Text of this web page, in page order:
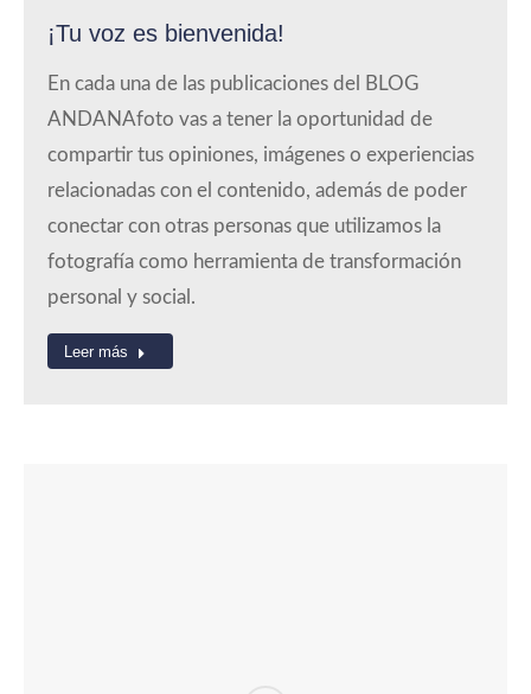
¡Tu voz es bienvenida!
En cada una de las publicaciones del BLOG
ANDANAfoto vas a tener la oportunidad de
compartir tus opiniones, imágenes o experiencias
relacionadas con el contenido, además de poder
conectar con otras personas que utilizamos la
fotografía como herramienta de transformación
personal y social.
Leer más